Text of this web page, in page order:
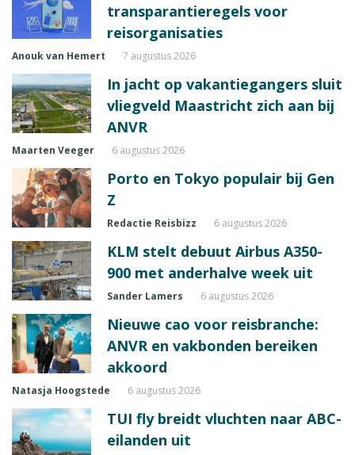
transparantieregels voor
reisorganisaties
Anouk van Hemert 7 augustus 2026
In jacht op vakantiegangers sluit
vliegveld Maastricht zich aan bij
ANVR
Maarten Veeger 6 augustus 2026
Porto en Tokyo populair bij Gen
Z
Redactie Reisbizz 6 augustus 2026
KLM stelt debuut Airbus A350-
900 met anderhalve week uit
Sander Lamers 6 augustus 2026
Nieuwe cao voor reisbranche:
ANVR en vakbonden bereiken
akkoord
Natasja Hoogstede 6 augustus 2026
TUI fly breidt vluchten naar ABC-
eilanden uit